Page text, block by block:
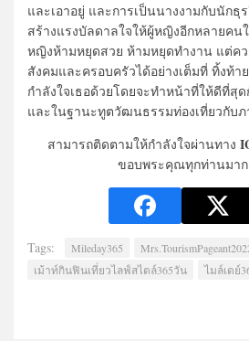
และเอาอยู่ และการเป็นนางงามกับนักธุ
สร้างแรงบัลดาลใจให้ผู้หญิงอีกหลายค
หญิงห้ามหยุดสวย ห้ามหยุดทำงาน แต่คว
สังคมและครอบครัวได้อย่างเต็มที่ ทิ้งท้า
กำลังใจเธอด้วยโดยจะทำหน้าที่ให้ดีที่สุ
และในฐานะทูตวัฒนธรรมท่องเที่ยวกับ
สามารถติดตามให้กำลังใจผ่านทาง
ขอบพระคุณทุกท่านมา
Tags: Mileday365
เม้าท์กินฟินเที่ยวไลฟ์สไตล์365วัน
ไมล์เดย์